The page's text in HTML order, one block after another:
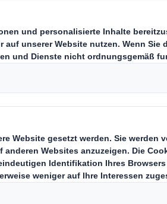
Carousel. Use
Klicken Sie zum